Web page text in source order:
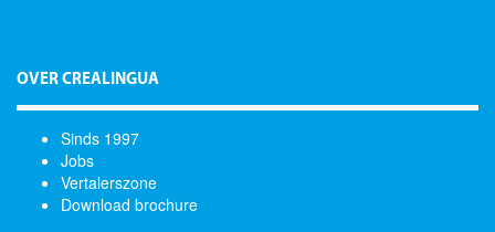
OVER CREALINGUA
Sinds 1997
Jobs
Vertalerszone
Download brochure